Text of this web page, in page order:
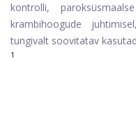
kontrolli,
krambihoogude
tungivalt soovitatav
1